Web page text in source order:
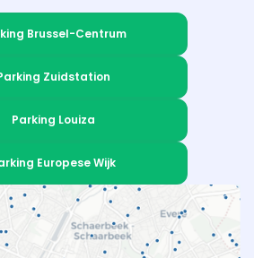
Brussel-Centrum
Zuidstation
Parking Louiza
Europese Wijk